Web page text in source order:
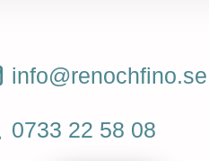
info@renochfino.se
0733 22 58 08